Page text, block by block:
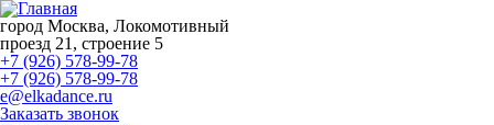
город Москва, Локомотивный
проезд 21, строение 5
+7 (926) 578-99-78
+7 (926) 578-99-78
e@elkadance.ru
Заказать звонок